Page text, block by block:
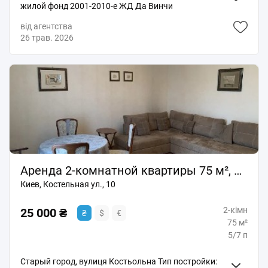
Телефонуйте або пишіть у месенджер, домовимось
про перегляд у зручний для вас час. " пропозиція від
рієлтора 50% комісія
жилой фонд 2001-2010-е ЖД Да Винчи
від агентства
26 трав. 2026
Аренда 2-комнатной квартиры 75 м², Костельная ул., 10
Киев, Костельная ул., 10
25 000 ₴ ₴ $ €
2-кімн
75 м²
5/7 п
Старый город, вулиця Костьольна Тип постройки: